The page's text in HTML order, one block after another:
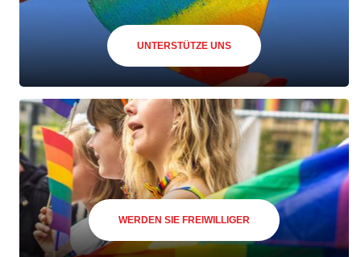
UNTERSTÜTZE UNS
WERDEN SIE FREIWILLIGER